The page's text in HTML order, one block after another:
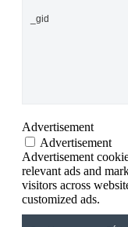
_gid
Advertisement
Advertisement
Advertisement
relevant ads and
visitors across
customized ads.